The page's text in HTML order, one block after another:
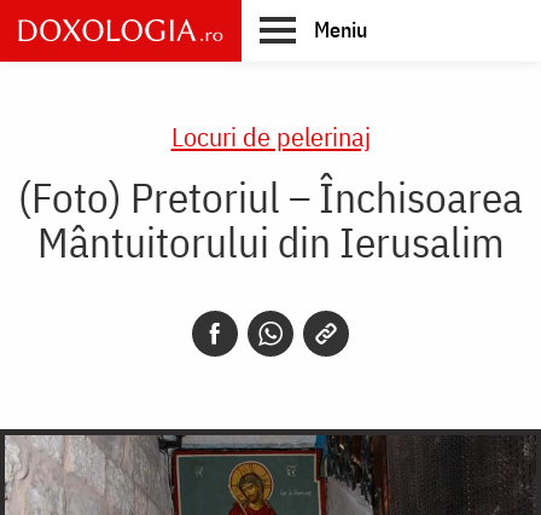
Skip
to
main
Meniu
Locuri de pelerinaj
(Foto) Pretoriul – Închisoarea
Mântuitorului din Ierusalim